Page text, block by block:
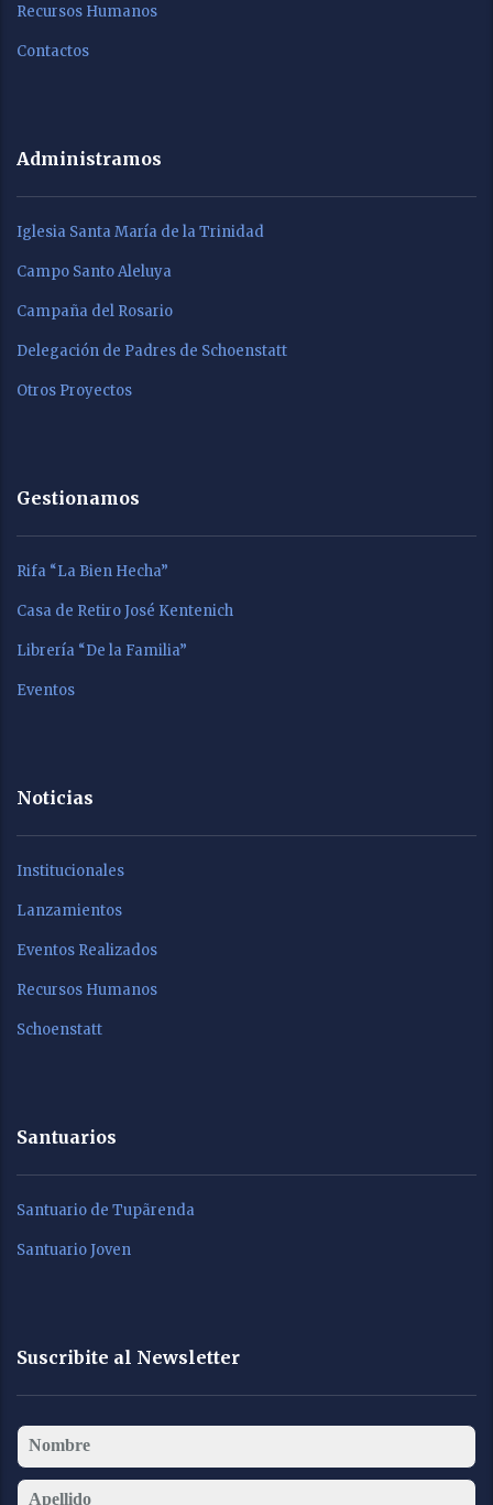
Recursos Humanos
Contactos
Administramos
Iglesia Santa María de la Trinidad
Campo Santo Aleluya
Campaña del Rosario
Delegación de Padres de Schoenstatt
Otros Proyectos
Gestionamos
Rifa “La Bien Hecha”
Casa de Retiro José Kentenich
Librería “De la Familia”
Eventos
Noticias
Institucionales
Lanzamientos
Eventos Realizados
Recursos Humanos
Schoenstatt
Santuarios
Santuario de Tupãrenda
Santuario Joven
Suscribite al Newsletter
Nombre
Apellido